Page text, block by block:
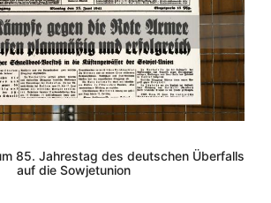
85. Jahrestag des deutschen Überfalls
auf die Sowjetunion